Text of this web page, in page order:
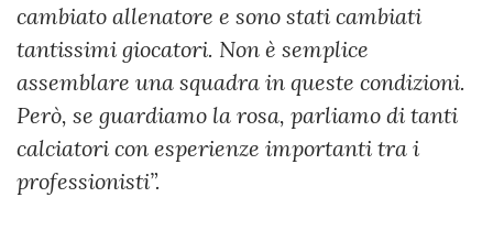
cambiato allenatore e sono stati cambiati
tantissimi giocatori. Non è semplice
assemblare una squadra in queste condizioni.
Però, se guardiamo la rosa, parliamo di tanti
calciatori con esperienze importanti tra i
professionisti”.